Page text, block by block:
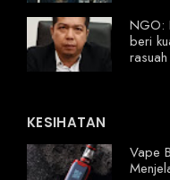
NGO:
beri
KESIHATAN
Vape